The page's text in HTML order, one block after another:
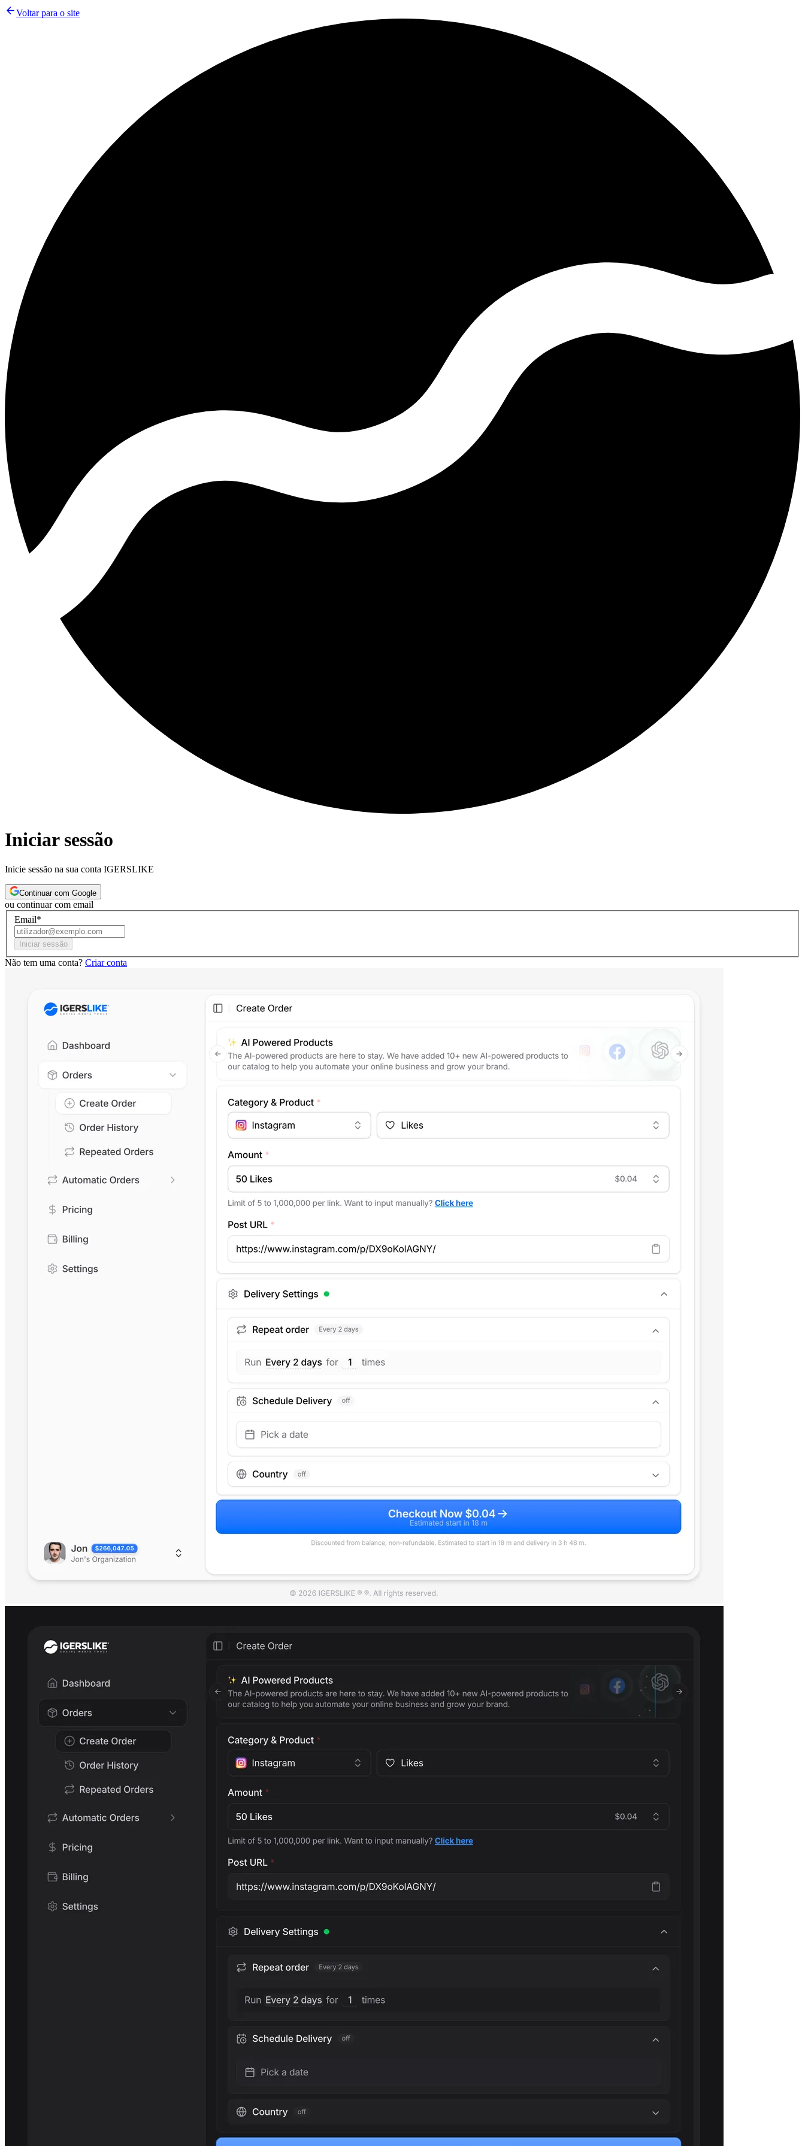
Voltar para o site
Iniciar sessão
Inicie sessão na sua conta IGERSLIKE
Continuar com Google
ou continuar com email
Email*
Iniciar sessão
Não tem uma conta? Criar conta